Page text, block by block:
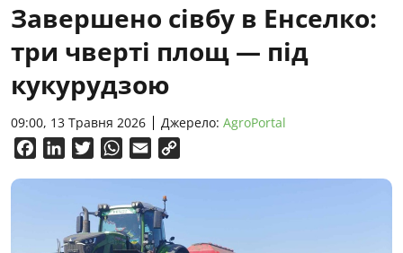
Завершено сівбу в Енселко:
три чверті площ — під
кукурудзою
09:00, 13 Травня 2026 Джерело: AgroPortal
FacebookLinkedInTwitterWhatsApp
Email